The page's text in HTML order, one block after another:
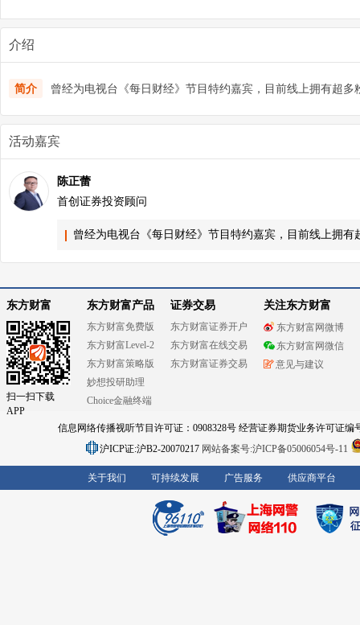
介绍
简介 曾经为电视台《每日财经》节目特约嘉宾，目前线上拥有超多
活动嘉宾
陈正蕾
首创证券投资顾问
曾经为电视台《每日财经》节目特约嘉宾，目前线上拥有
东方财富
扫一扫下载
APP
东方财富产品
东方财富免费版
东方财富Level-2
东方财富策略版
妙想投研助理
Choice金融终端
证券交易
东方财富证券开户
东方财富在线交易
东方财富证券交易
关注东方财富
东方财富网微博
东方财富网微信
意见与建议
信息网络传播视听节目许可证：0908328号 经营证券期货业务许可证编
沪ICP证:沪B2-20070217 网站备案号:沪ICP备05006054号-11
关于我们 可持续发展 广告服务 供应商平台